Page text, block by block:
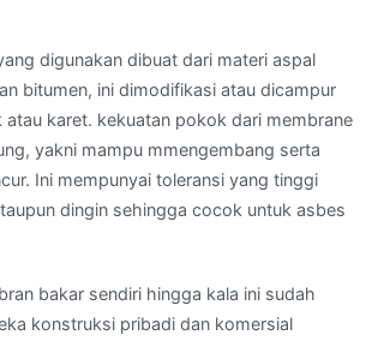
digunakan dibuat dari materi aspal
bitumen, ini dimodifikasi atau dicampur
atau karet. kekuatan pokok dari membrane
yakni mampu mmengembang serta
Ini mempunyai toleransi yang tinggi
dingin sehingga cocok untuk asbes
bakar sendiri hingga kala ini sudah
konstruksi pribadi dan komersial